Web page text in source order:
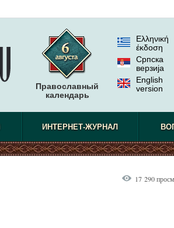
Православный
календарь
Ελληνική
έκδοση
Српска
верзиjа
English
version
ИНТЕРНЕТ-ЖУРНАЛ
17 290